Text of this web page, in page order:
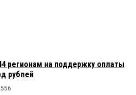
регионам на поддержку оплаты
рублей
556